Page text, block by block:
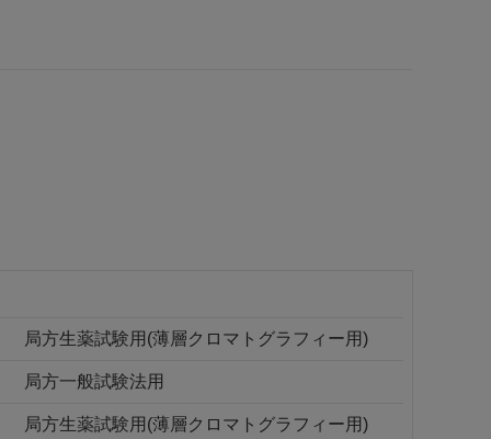
局方生薬試験用(薄層クロマトグラフィー用)
局方一般試験法用
局方生薬試験用(薄層クロマトグラフィー用)